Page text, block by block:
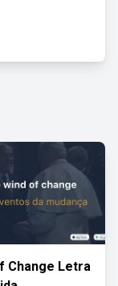
Change Letra